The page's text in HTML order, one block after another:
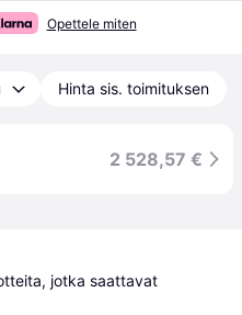
Opettele miten
Hinta sis. toimituksen
2 528,57 €
jotka saattavat